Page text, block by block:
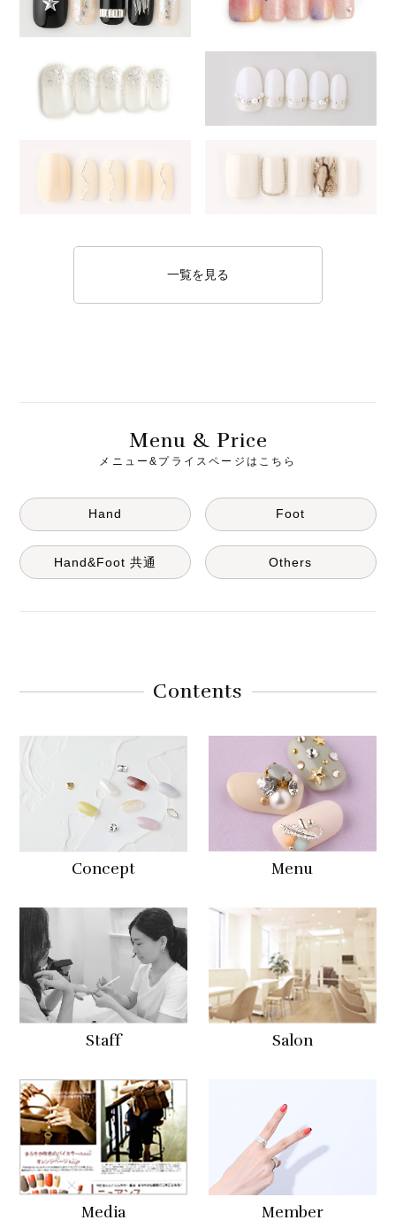
一覧を見る
Menu & Price
メニュー&プライスページはこちら
Hand Foot
Hand&Foot 共通 Others
Contents
Concept Menu
Staff Salon
Media Member